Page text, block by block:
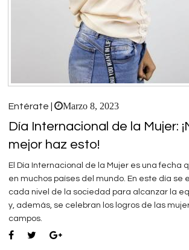
Entérate | Marzo 8, 2023
Día Internacional de la Mujer:
mejor haz esto!
El Día Internacional de la Mujer es una fecha
en muchos países del mundo. En este día se
cada nivel de la sociedad para alcanzar la
y, además, se celebran los logros de las
campos.